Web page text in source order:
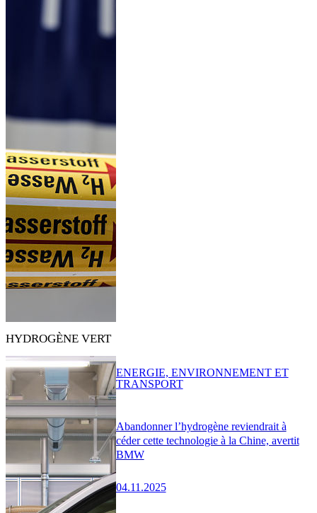
HYDROGÈNE VERT
Abandonner l’hydrogène reviendrait à
céder cette technologie à la Chine, avertit
BMW
04.11.2025
ENERGIE, ENVIRONNEMENT ET
TRANSPORT